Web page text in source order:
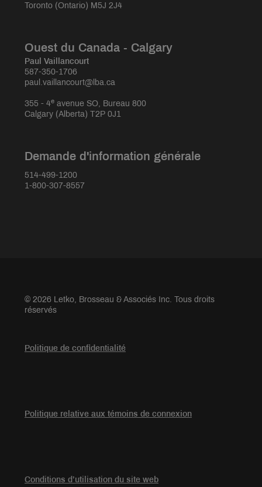
Toronto (Ontario) M5J 2J4
Ouest du Canada - Calgary
Paul Vaillancourt
587-350-1706
paul.vaillancourt@lba.ca
355 - 4e avenue SO, Bureau 800
Calgary (Alberta) T2P 0J1
Demande d'information générale
514-499-1200
1-800-307-8557
© 2026 Letko, Brosseau & Associés Inc. Tous droits
réservés
Politique de confidentialité
Politique relative aux témoins de connexion
Conditions d’utilisation du site web